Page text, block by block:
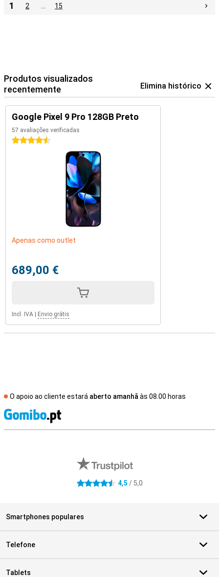
1 2 15
Produtos visualizados
recentemente
Elimina histórico
Google Pixel 9 Pro 128GB Preto
57 avaliações verificadas
4.5 estrelas
Apenas como outlet
689,00 €
Incl. IVA Envio grátis
O apoio ao cliente estará aberto amanhã às 08.00 horas
4.5 estrelas 4,5 / 5,0
Smartphones populares
Telefone
Tablets